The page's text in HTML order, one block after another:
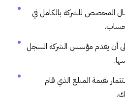
المخصص للشركة بالكامل في
أن يقدم مؤسس الشركة السجل
بقيمة المبلغ الذي قام